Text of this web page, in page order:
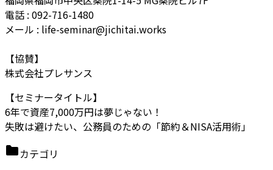
電話 : 092-716-1480
メール : life-seminar@jichitai.works
【協賛】
株式会社プレサンス
【セミナータイトル】
6年で資産7,000万円は夢じゃない！
失敗は避けたい、公務員のための「節約＆NISA活用術」
カテゴリ